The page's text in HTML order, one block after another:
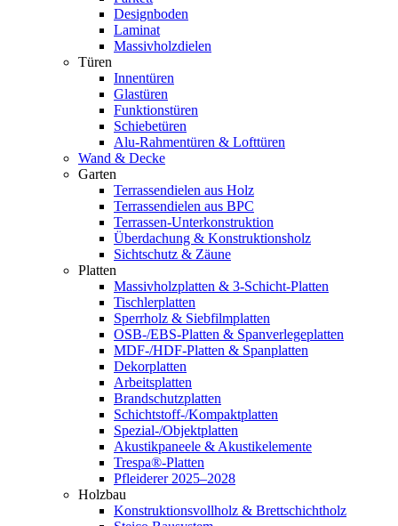
Designboden
Laminat
Massivholzdielen
Türen
Innentüren
Glastüren
Funktionstüren
Schiebetüren
Alu-Rahmentüren & Lofttüren
Wand & Decke
Garten
Terrassendielen aus Holz
Terrassendielen aus BPC
Terrassen-Unterkonstruktion
Überdachung & Konstruktionsholz
Sichtschutz & Zäune
Platten
Massivholzplatten & 3-Schicht-Platten
Tischlerplatten
Sperrholz & Siebfilmplatten
OSB-/EBS-Platten & Spanverlegeplatten
MDF-/HDF-Platten & Spanplatten
Dekorplatten
Arbeitsplatten
Brandschutzplatten
Schichtstoff-/Kompaktplatten
Spezial-/Objektplatten
Akustikpaneele & Akustikelemente
Trespa®-Platten
Pfleiderer 2025–2028
Holzbau
Konstruktionsvollholz & Brettschichtholz